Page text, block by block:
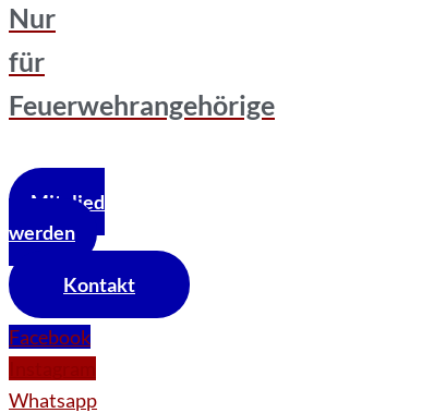
Nur
für
Feuerwehrangehörige
Mitglied
werden
Kontakt
Facebook
Whatsapp